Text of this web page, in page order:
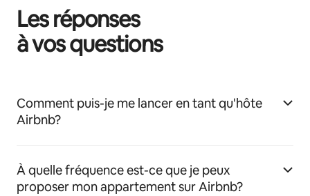
Les réponses
à vos questions
Comment puis-je me lancer en tant qu'hôte
Airbnb?
À quelle fréquence est-ce que je peux
proposer mon appartement sur Airbnb?